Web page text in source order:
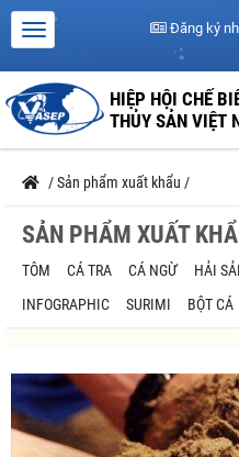
Đăng ký
HIỆP HỘI CHẾ
THỦY SẢN VIỆT
/Sản phẩm xuất khẩu /
SẢN PHẨM XUẤT
TÔM CÁ TRA CÁ NGỪ HẢI
INFOGRAPHIC
SURIMI BỘT CÁ